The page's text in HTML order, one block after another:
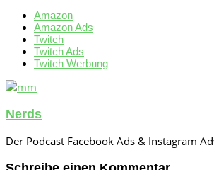
Amazon
Amazon Ads
Twitch
Twitch Ads
Twitch Werbung
Nerds
Der Podcast Facebook Ads & Instagram